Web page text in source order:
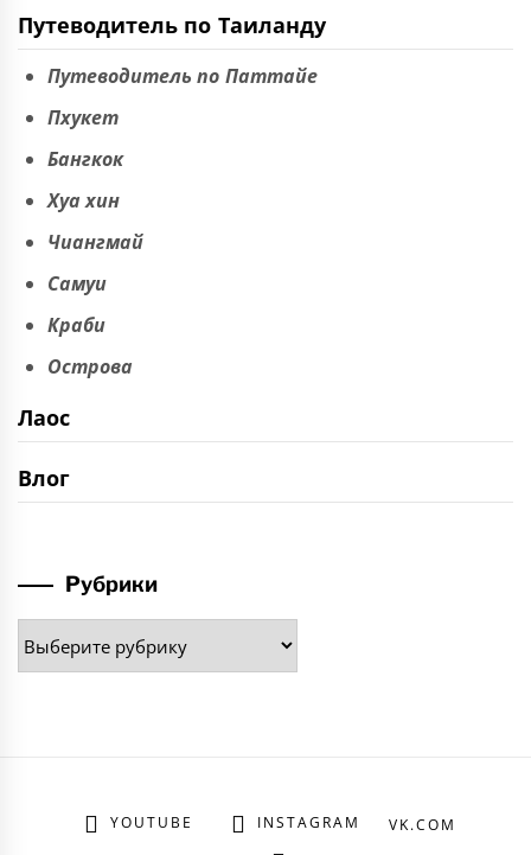
Путеводитель по Таиланду
Путеводитель по Паттайе
Пхукет
Бангкок
Хуа хин
Чиангмай
Самуи
Краби
Острова
Лаос
Влог
Рубрики
Рубрики
YOUTUBE INSTAGRAM
VK.COM